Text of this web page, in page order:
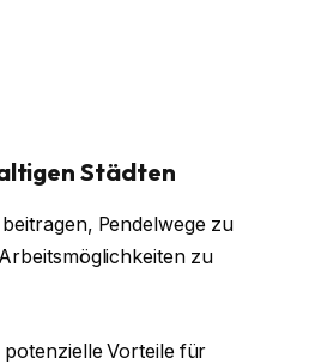
Städten
Pendelwege zu
zu
Vorteile für